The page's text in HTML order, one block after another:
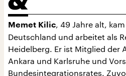
Memet Kilic, 49 Jahre alt,
Deutschland und arbeitet als
Heidelberg. Er ist Mitglied der
Ankara und Karlsruhe und
Bundesintegrationsrates.